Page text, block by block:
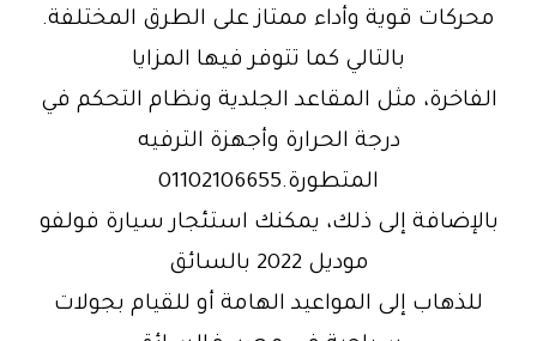
محركات قوية وأداء ممتاز على الطرق المختلفة.
بالتالي كما تتوفر فيها المزايا
الفاخرة، مثل المقاعد الجلدية ونظام التحكم في
درجة الحرارة وأجهزة الترفيه
المتطورة.01102106655
بالإضافة إلى ذلك، يمكنك استئجار سيارة فولفو
موديل 2022 بالسائق
للذهاب إلى المواعيد الهامة أو للقيام بجولات